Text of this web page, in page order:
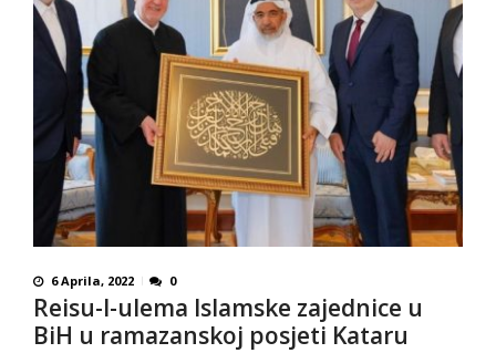
6 Aprila, 2022 0
Reisu-l-ulema Islamske zajednice u
BiH u ramazanskoj posjeti Kataru